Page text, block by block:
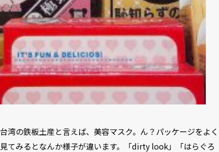
台湾の鉄板土産と言えば、美容マスク。ん？パッケージをよく
見てみるとなんか様子が違います。「dirty look」「はらぐろ